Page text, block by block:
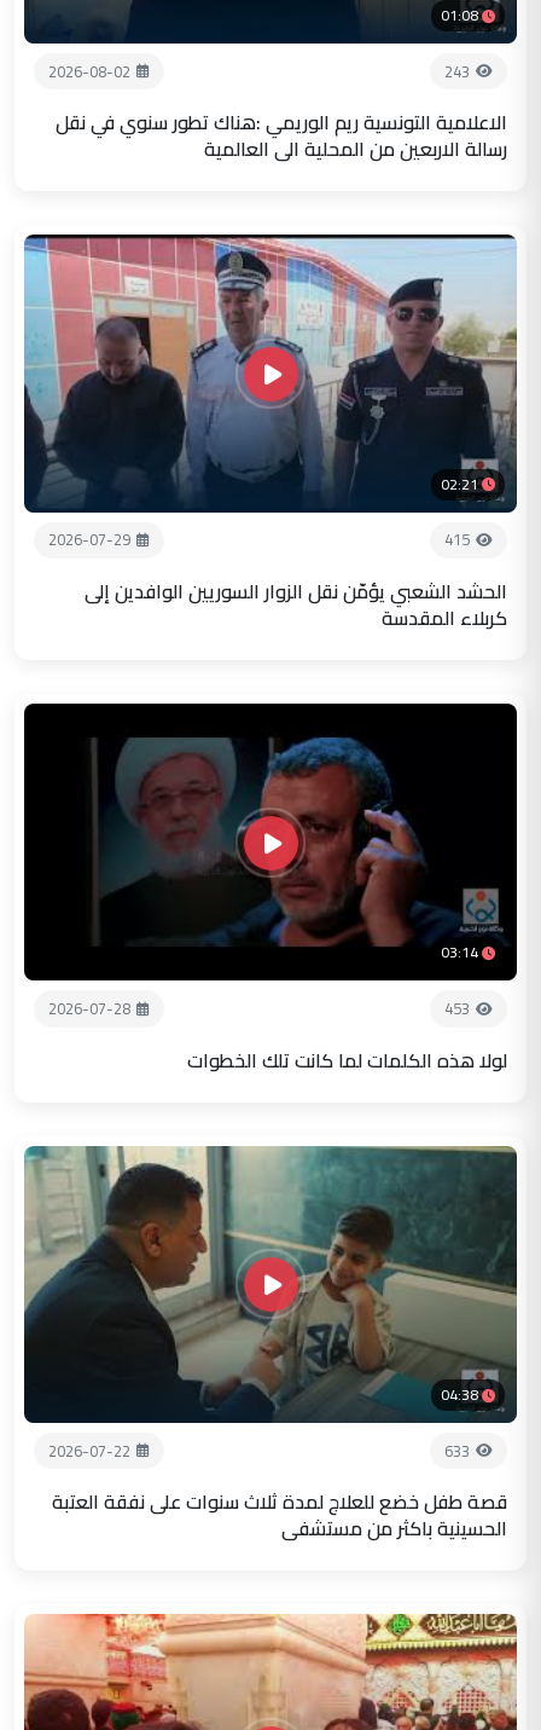
01:08
243
2026-08-02
الاعلامية التونسية ريم الوريمي :هناك تطور سنوي في نقل
رسالة الاربعين من المحلية الى العالمية
02:21
415
2026-07-29
الحشد الشعبي يؤمّن نقل الزوار السوريين الوافدين إلى
كربلاء المقدسة
03:14
453
2026-07-28
لولا هذه الكلمات لما كانت تلك الخطوات
04:38
633
2026-07-22
قصة طفل خضع للعلاج لمدة ثلاث سنوات على نفقة العتبة
الحسينية باكثر من مستشفى